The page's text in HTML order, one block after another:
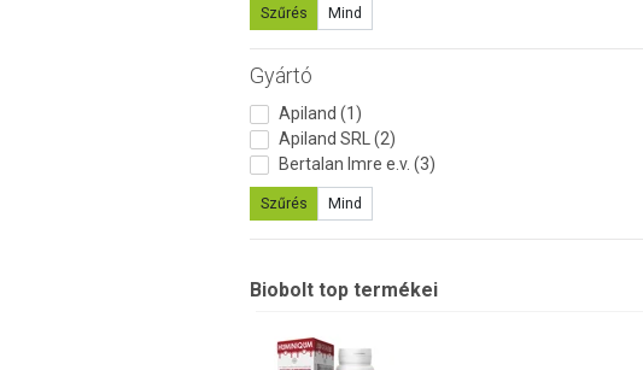
Szűrés Mind
Gyártó
Apiland (1)
Apiland SRL (2)
Bertalan Imre e.v. (3)
Szűrés Mind
Biobolt top termékei